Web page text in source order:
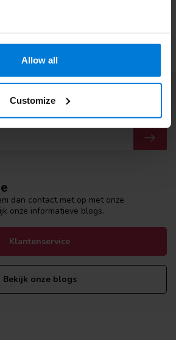
Allow all
Customize
dan contact met op met onze
onze informatieve blogs.
Klantenservice
Bekijk onze blogs
onze nieuwsbrief